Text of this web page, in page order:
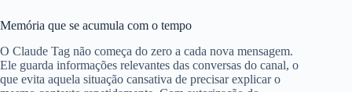
Memória que se acumula com o tempo
O Claude Tag não começa do zero a cada nova mensagem.
Ele guarda informações relevantes das conversas do canal, o
que evita aquela situação cansativa de precisar explicar o